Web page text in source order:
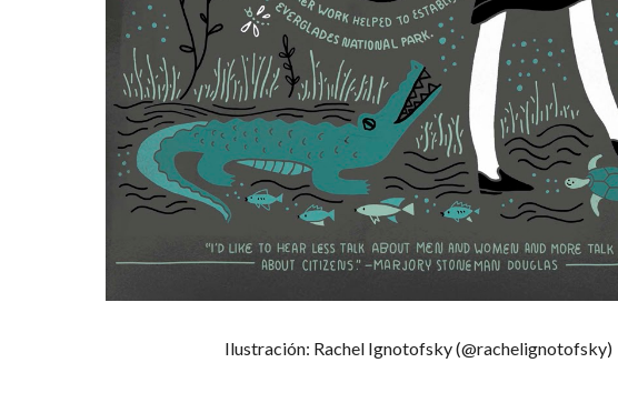
Ilustración: Rachel Ignotofsky (@rachelignotofsky)